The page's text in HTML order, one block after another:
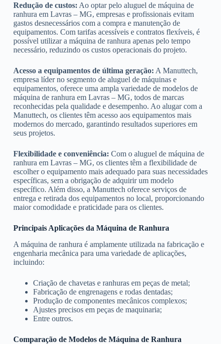
Redução de custos: Ao optar pelo aluguel de máquina de
ranhura em Lavras – MG, empresas e profissionais evitam
gastos desnecessários com a compra e manutenção de
equipamentos. Com tarifas acessíveis e contratos flexíveis, é
possível utilizar a máquina de ranhura apenas pelo tempo
necessário, reduzindo os custos operacionais do projeto.
Acesso a equipamentos de última geração: A Manuttech,
empresa líder no segmento de aluguel de máquinas e
equipamentos, oferece uma ampla variedade de modelos de
máquina de ranhura em Lavras – MG, todos de marcas
reconhecidas pela qualidade e desempenho. Ao alugar com a
Manuttech, os clientes têm acesso aos equipamentos mais
modernos do mercado, garantindo resultados superiores em
seus projetos.
Flexibilidade e conveniência: Com o aluguel de máquina de
ranhura em Lavras – MG, os clientes têm a flexibilidade de
escolher o equipamento mais adequado para suas necessidades
específicas, sem a obrigação de adquirir um modelo
específico. Além disso, a Manuttech oferece serviços de
entrega e retirada dos equipamentos no local, proporcionando
maior comodidade e praticidade para os clientes.
Principais Aplicações da Máquina de Ranhura
A máquina de ranhura é amplamente utilizada na fabricação e
engenharia mecânica para uma variedade de aplicações,
incluindo:
Criação de chavetas e ranhuras em peças de metal;
Fabricação de engrenagens e rodas dentadas;
Produção de componentes mecânicos complexos;
Ajustes precisos em peças de maquinaria;
Entre outros.
Comparação de Modelos de Máquina de Ranhura